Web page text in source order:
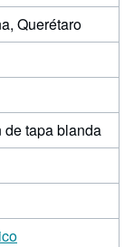
Querétaro
tapa blanda